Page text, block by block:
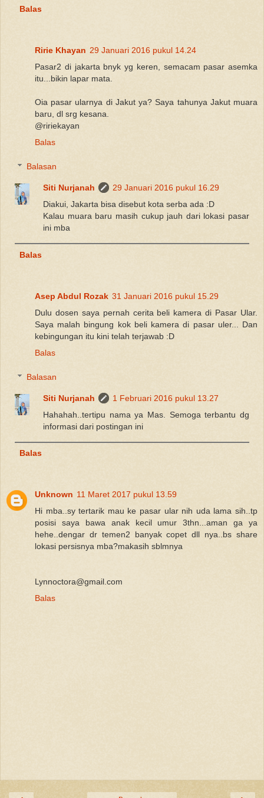
Balas
Ririe Khayan 29 Januari 2016 pukul 14.24
Pasar2 di jakarta bnyk yg keren, semacam pasar asemka
itu...bikin lapar mata.
Oia pasar ularnya di Jakut ya? Saya tahunya Jakut muara
baru, dl srg kesana.
@ririekayan
Balas
Balasan
Siti Nurjanah
29 Januari 2016 pukul 16.29
Diakui, Jakarta bisa disebut kota serba ada :D
Kalau muara baru masih cukup jauh dari lokasi pasar
ini mba
Balas
Asep Abdul Rozak 31 Januari 2016 pukul 15.29
Dulu dosen saya pernah cerita beli kamera di Pasar Ular.
Saya malah bingung kok beli kamera di pasar uler... Dan
kebingungan itu kini telah terjawab :D
Balas
Balasan
Siti Nurjanah
1 Februari 2016 pukul 13.27
Hahahah..tertipu nama ya Mas. Semoga terbantu dg
informasi dari postingan ini
Balas
Unknown 11 Maret 2017 pukul 13.59
Hi mba..sy tertarik mau ke pasar ular nih uda lama sih..tp
posisi saya bawa anak kecil umur 3thn...aman ga ya
hehe..dengar dr temen2 banyak copet dll nya..bs share
lokasi persisnya mba?makasih sblmnya
Lynnoctora@gmail.com
Balas